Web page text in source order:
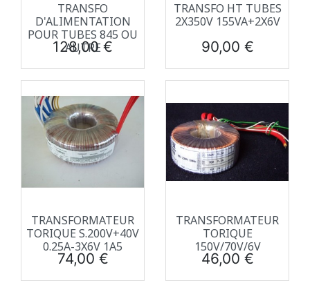
TRANSFO
D'ALIMENTATION
POUR TUBES 845 OU
AUTRE
Prix
128,00 €
TRANSFO HT TUBES
2X350V 155VA+2X6V
Prix
90,00 €
TRANSFORMATEUR
TORIQUE S.200V+40V
0.25A-3X6V 1A5
Prix
74,00 €
TRANSFORMATEUR
TORIQUE
150V/70V/6V
Prix
46,00 €